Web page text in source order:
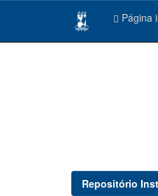
Página
Repositório